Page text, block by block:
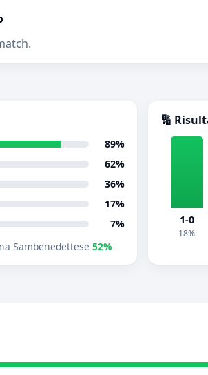
89%
62%
36%
17%
7%
Sambenedettese 52%
🔢
1-0
18%